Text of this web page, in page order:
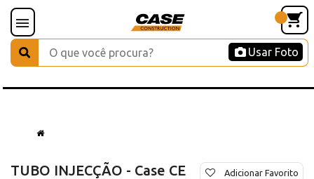
Usar Foto
TUBO INJECÇÃO - Case CE Adicionar Favorito